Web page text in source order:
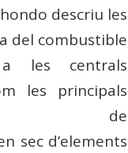
descriu les
del combustible
les centrals
les principals
de
sec d’elements